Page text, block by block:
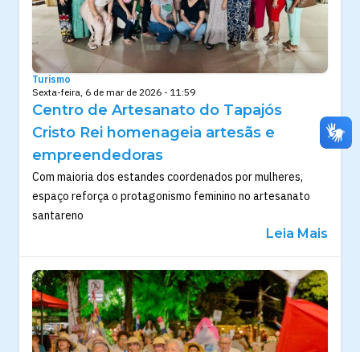
Turismo
Sexta-feira, 6 de mar de 2026 - 11:59
Centro de Artesanato do Tapajós
Cristo Rei homenageia artesãs e
empreendedoras
Com maioria dos estandes coordenados por mulheres,
espaço reforça o protagonismo feminino no artesanato
santareno
Leia Mais